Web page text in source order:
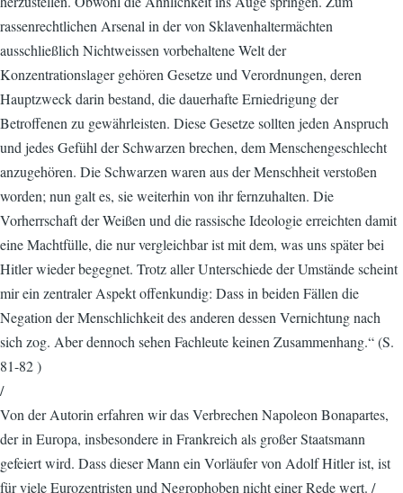
rassenrechtlichen Arsenal in der von Sklavenhaltermächten
ausschließlich Nichtweissen vorbehaltene Welt der
Konzentrationslager gehören Gesetze und Verordnungen, deren
Hauptzweck darin bestand, die dauerhafte Erniedrigung der
Betroffenen zu gewährleisten. Diese Gesetze sollten jeden Anspruch
und jedes Gefühl der Schwarzen brechen, dem Menschengeschlecht
anzugehören. Die Schwarzen waren aus der Menschheit verstoßen
worden; nun galt es, sie weiterhin von ihr fernzuhalten. Die
Vorherrschaft der Weißen und die rassische Ideologie erreichten damit
eine Machtfülle, die nur vergleichbar ist mit dem, was uns später bei
Hitler wieder begegnet. Trotz aller Unterschiede der Umstände scheint
mir ein zentraler Aspekt offenkundig: Dass in beiden Fällen die
Negation der Menschlichkeit des anderen dessen Vernichtung nach
sich zog. Aber dennoch sehen Fachleute keinen Zusammenhang.“ (S.
81-82 )
/
Von der Autorin erfahren wir das Verbrechen Napoleon Bonapartes,
der in Europa, insbesondere in Frankreich als großer Staatsmann
gefeiert wird. Dass dieser Mann ein Vorläufer von Adolf Hitler ist, ist
für viele Eurozentristen und Negrophoben nicht einer Rede wert. /